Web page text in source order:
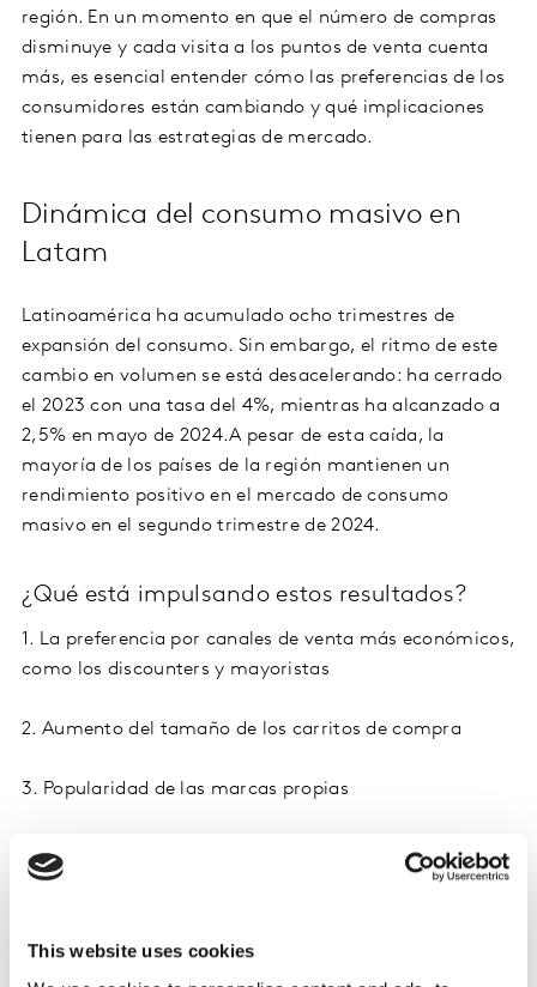
This website uses cookies
región. En un momento en que el número de compras
disminuye y cada visita a los puntos de venta cuenta
más, es esencial entender cómo las preferencias de los
consumidores están cambiando y qué implicaciones
tienen para las estrategias de mercado.
Dinámica del consumo masivo en
Latam
Latinoamérica ha acumulado ocho trimestres de
expansión del consumo. Sin embargo, el ritmo de este
cambio en volumen se está desacelerando: ha cerrado
el 2023 con una tasa del 4%, mientras ha alcanzado a
2,5% en mayo de 2024.A pesar de esta caída, la
mayoría de los países de la región mantienen un
rendimiento positivo en el mercado de consumo
masivo en el segundo trimestre de 2024.
¿Qué está impulsando estos resultados?
1. La preferencia por canales de venta más económicos,
como los discounters y mayoristas
2. Aumento del tamaño de los carritos de compra
3. Popularidad de las marcas propias
Canales de venta y tendencias de